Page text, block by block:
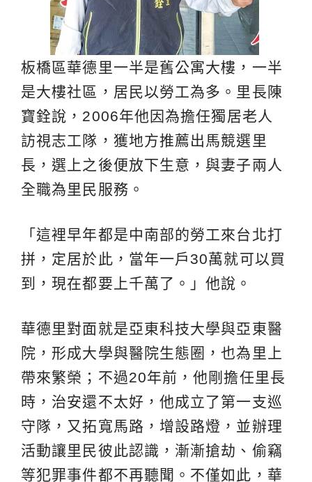
板橋區華德里一半是舊公寓大樓，一半
是大樓社區，居民以勞工為多。里長陳
寶銓說，2006年他因為擔任獨居老人
訪視志工隊，獲地方推薦出馬競選里
長，選上之後便放下生意，與妻子兩人
全職為里民服務。
「這裡早年都是中南部的勞工來台北打
拼，定居於此，當年一戶30萬就可以買
到，現在都要上千萬了。」他說。
華德里對面就是亞東科技大學與亞東醫
院，形成大學與醫院生態圈，也為里上
帶來繁榮；不過20年前，他剛擔任里長
時，治安還不太好，他成立了第一支巡
守隊，又拓寬馬路，增設路燈，並辦理
活動讓里民彼此認識，漸漸搶劫、偷竊
等犯罪事件都不再聽聞。不僅如此，華